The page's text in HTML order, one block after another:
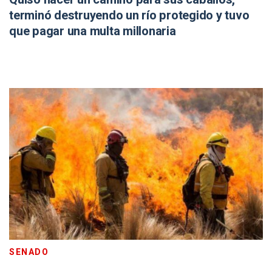
terminó destruyendo un río protegido y tuvo
que pagar una multa millonaria
SENADO